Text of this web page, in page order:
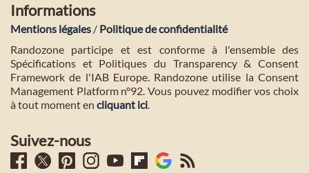
Informations
Mentions légales / Politique de confidentialité
Randozone participe et est conforme à l'ensemble des
Spécifications et Politiques du Transparency & Consent
Framework de l'IAB Europe. Randozone utilise la Consent
Management Platform n°92. Vous pouvez modifier vos choix
à tout moment en cliquant ici.
Suivez-nous